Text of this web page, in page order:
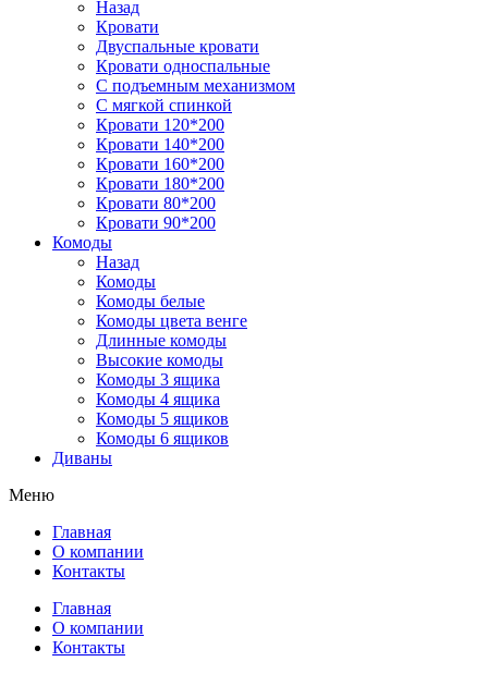
Назад
Кровати
Двуспальные кровати
Кровати односпальные
С подъемным механизмом
С мягкой спинкой
Кровати 120*200
Кровати 140*200
Кровати 160*200
Кровати 180*200
Кровати 80*200
Кровати 90*200
Комоды
Назад
Комоды
Комоды белые
Комоды цвета венге
Длинные комоды
Высокие комоды
Комоды 3 ящика
Комоды 4 ящика
Комоды 5 ящиков
Комоды 6 ящиков
Диваны
Меню
Главная
О компании
Контакты
Главная
О компании
Контакты